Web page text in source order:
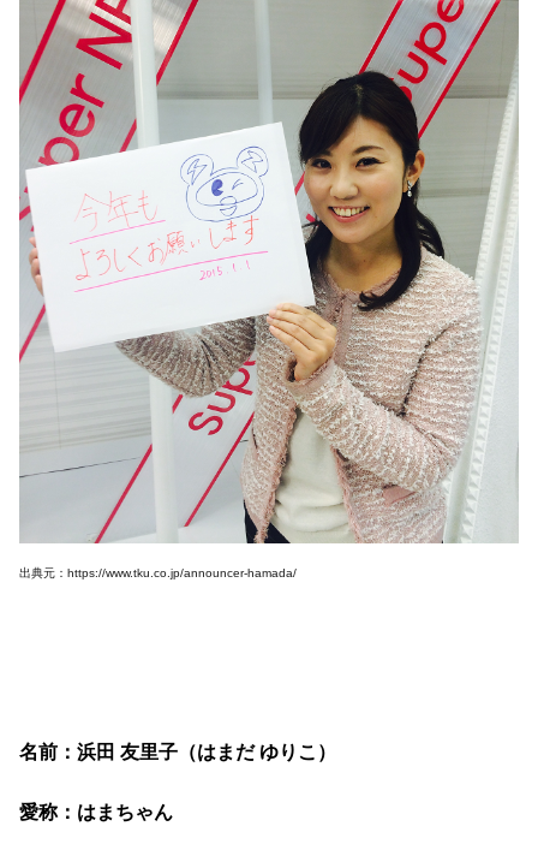
出典元：https://www.tku.co.jp/announcer-hamada/
名前：浜田 友里子（はまだ ゆりこ）
愛称：はまちゃん